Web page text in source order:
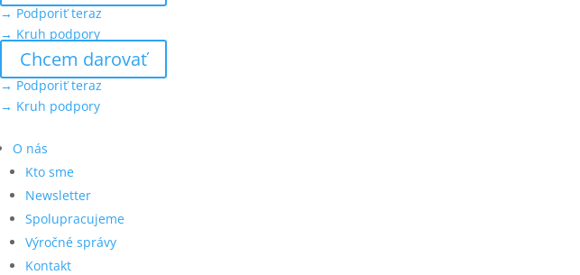
→ Podporiť teraz
→ Kruh podpory
Chcem darovať
→ Podporiť teraz
→ Kruh podpory
O nás
Kto sme
Newsletter
Spolupracujeme
Výročné správy
Kontakt